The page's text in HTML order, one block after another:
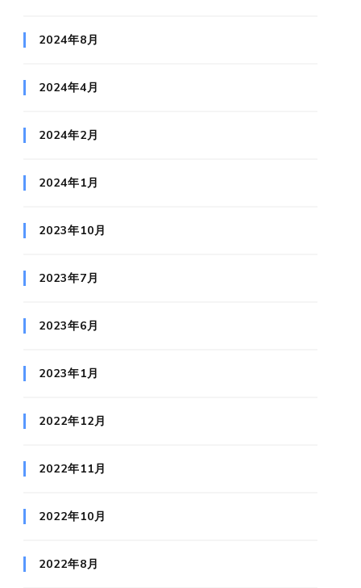
2024年8月
2024年4月
2024年2月
2024年1月
2023年10月
2023年7月
2023年6月
2023年1月
2022年12月
2022年11月
2022年10月
2022年8月